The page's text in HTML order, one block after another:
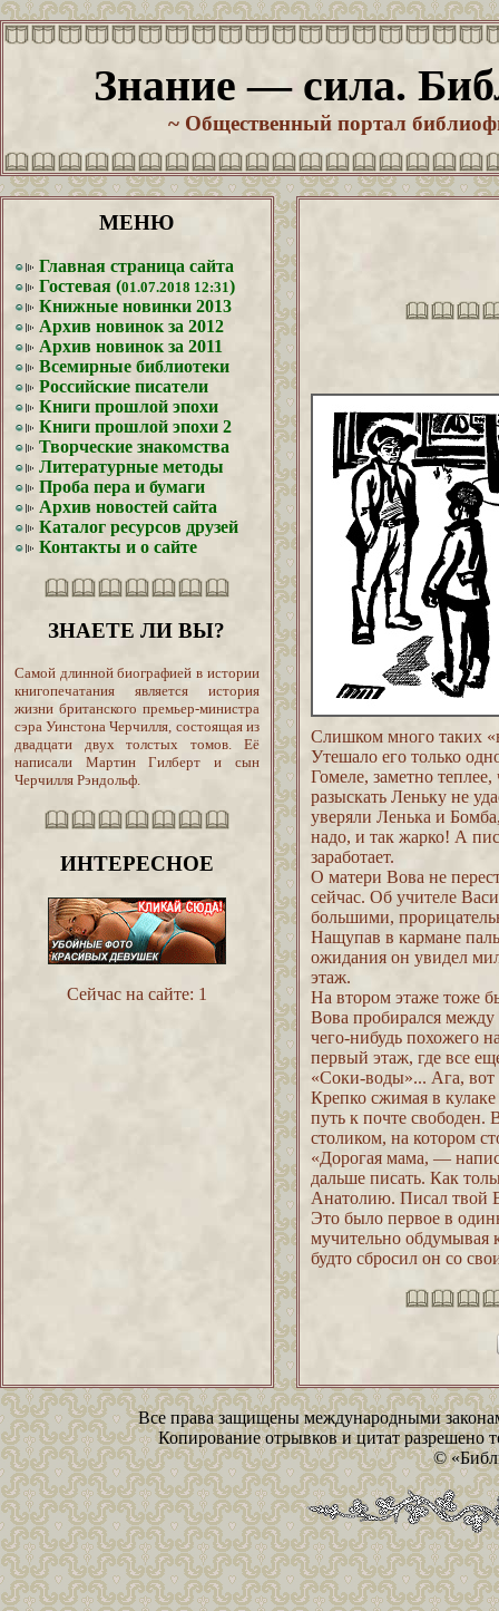
Знание — сила.
~ Общественный портал
МЕНЮ
Главная страница сайта
Гостевая (01.07.2018 12:31)
Книжные новинки 2013
Архив новинок за 2012
Архив новинок за 2011
Всемирные библиотеки
Российские писатели
Книги прошлой эпохи
Книги прошлой эпохи 2
Творческие знакомства
Литературные методы
Проба пера и бумаги
Архив новостей сайта
Каталог ресурсов друзей
Контакты и о сайте
ЗНАЕТЕ ЛИ ВЫ?
Самой длинной биографией в истории
книгопечатания является история
жизни британского премьер-министра
сэра Уинстона Черчилля, состоящая из
двадцати двух толстых томов. Её
написали Мартин Гилберт и сын
Черчилля Рэндольф.
ИНТЕРЕСНОЕ
Сейчас на сайте: 1
Слишком много таких
Утешало его только
Гомеле, заметно
разыскать Леньку не
уверяли Ленька и
надо, и так жарко! А
заработает.
О матери Вова не
сейчас. Об учителе
большими,
Нащупав в кармане
ожидания он увидел
этаж.
На втором этаже тоже
Вова пробирался
чего-нибудь похожего
первый этаж, где все
«Соки-воды»... Ага,
Крепко сжимая в
путь к почте свободен.
столиком, на котором
«Дорогая мама, —
дальше писать. Как
Анатолию. Писал твой
Это было первое в
мучительно
будто сбросил он со
Все права защищены международными
Копирование отрывков и цитат разрешено
©